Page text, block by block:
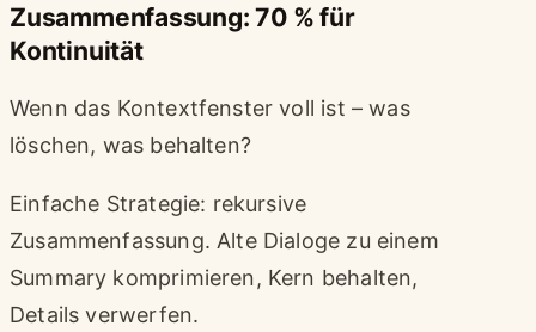
Zusammenfassung: 70 % für
Kontinuität
Wenn das Kontextfenster voll ist – was
löschen, was behalten?
Einfache Strategie: rekursive
Zusammenfassung. Alte Dialoge zu einem
Summary komprimieren, Kern behalten,
Details verwerfen.